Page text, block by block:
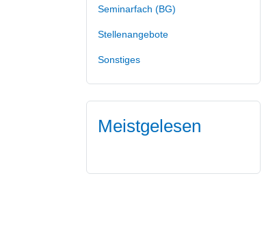
Seminarfach (BG)
Stellenangebote
Sonstiges
Meistgelesen